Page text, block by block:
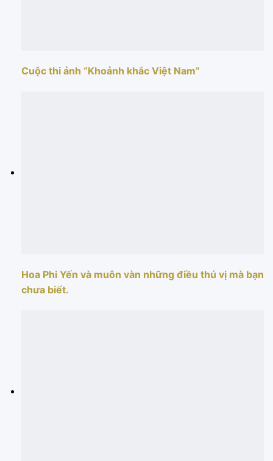
Cuộc thi ảnh “Khoảnh khắc Việt Nam”
Hoa Phi Yến và muôn vàn những điều thú vị mà bạn
chưa biết.